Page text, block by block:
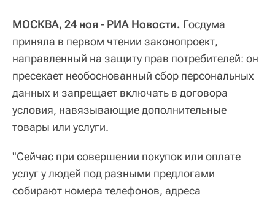
МОСКВА, 24 ноя - РИА Новости. Госдума
приняла в первом чтении законопроект,
направленный на защиту прав потребителей: он
пресекает необоснованный сбор персональных
данных и запрещает включать в договора
условия, навязывающие дополнительные
товары или услуги.
"Сейчас при совершении покупок или оплате
услуг у людей под разными предлогами
собирают номера телефонов, адреса